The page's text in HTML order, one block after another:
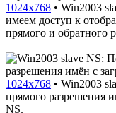
1024x768 • Win2003
имеем доступ к
прямого и обратного
1024x768 • Win2003
прямого разрешения
NS.